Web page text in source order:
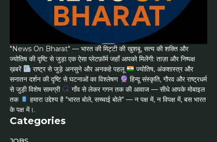
"News On Bharat" — भारत की मिट्टी की खुशबू, सत्य की शक्ति और
ज्योतिष की दृष्टि से जुड़ा एक ऐसा प्लेटफ़ॉर्म जहाँ आपको मिलेंगी: ताज़ा और निष्पक्ष
ख़बरें
राष्ट्र से जुड़े अनसुने और अनकहे पहलू
ज्योतिष, अंकशास्त्र और
सनातन दर्शन की दृष्टि से घटनाओं का विश्लेषण
हिन्दू संस्कृति, गौरव और राष्ट्रधर्म
से जुड़ी विशेष सामग्री
गाँव से लेकर गगन तक की आवाज — सीधे आपके मोबाइल
तक
हमारा उद्देश्य है "भारत बोले, सच्चाई बोले" — न पक्ष में, न विपक्ष में, बस भारत
के पक्ष में।.
Categories